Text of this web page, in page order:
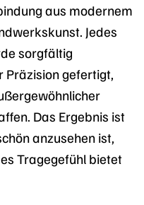
aus modernem
Jedes
sorgfältig
Präzision gefertigt,
Das Ergebnis ist
anzusehen ist,
Tragegefühl bietet